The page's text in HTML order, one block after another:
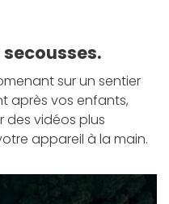
sur un sentier
après vos enfants,
des vidéos plus
appareil à la main.